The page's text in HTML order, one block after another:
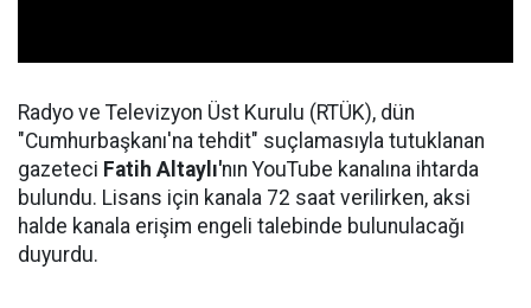
Radyo ve Televizyon Üst Kurulu (RTÜK), dün
"Cumhurbaşkanı'na tehdit" suçlamasıyla tutuklanan
gazeteci Fatih Altaylı'nın YouTube kanalına ihtarda
bulundu. Lisans için kanala 72 saat verilirken, aksi
halde kanala erişim engeli talebinde bulunulacağı
duyurdu.